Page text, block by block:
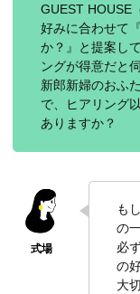
GUEST HOUSE
好みに合わせて
か？』と提案し
ングが得意だと
新郎新婦のおふ
で、ヒアリング
ありますか？
も
の
必
の
大